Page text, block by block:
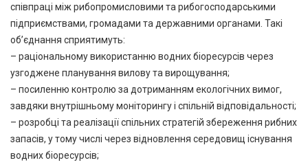
співпраці між рибопромисловими та рибогосподарськими
підприємствами, громадами та державними органами. Такі
об’єднання сприятимуть:
– раціональному використанню водних біоресурсів через
узгоджене планування вилову та вирощування;
– посиленню контролю за дотриманням екологічних вимог,
завдяки внутрішньому моніторингу і спільній відповідальності;
– розробці та реалізації спільних стратегій збереження рибних
запасів, у тому числі через відновлення середовищ існування
водних біоресурсів;